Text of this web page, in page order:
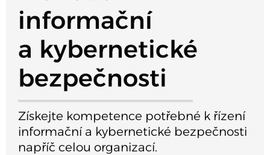
informační
a kybernetické
bezpečnosti​
Získejte kompetence potřebné k řízení
informační a kybernetické bezpečnosti
napříč celou organizací.